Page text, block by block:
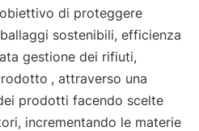
di proteggere
sostenibili, efficienza
gestione dei rifiuti,
, attraverso una
prodotti facendo scelte
incrementando le materie